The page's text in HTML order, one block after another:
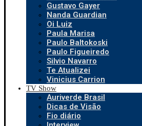
Gustavo Gayer
Nanda Guardian
Oi Luiz
Paula Marisa
Paulo Baltokoski
Paulo Figueiredo
Silvio Navarro
Te Atualizei
Vinicius Carrion
TV Show
Auriverde Brasil
Dicas de Visão
Fio diário